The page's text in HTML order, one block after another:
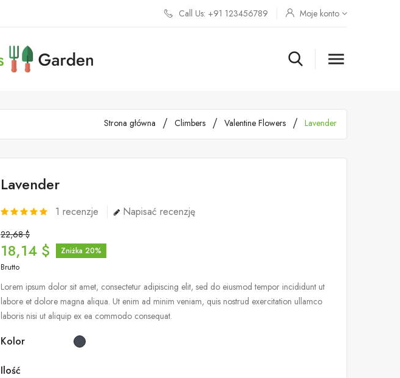
Call Us: +91 123456789 Moje konto

Strona główna Climbers Valentine Flowers Lavender
Lavender
1 recenzje Napisać recenzję
22,68 $
18,14 $ Zniżka 20%
Brutto
Lorem ipsum dolor sit amet, consectetur adipiscing elit, sed do eiusmod tempor incididunt ut
labore et dolore magna aliqua. Ut enim ad minim veniam, quis nostrud exercitation ullamco
laboris nisi ut aliquip ex ea commodo consequat.
Kolor
Ilość